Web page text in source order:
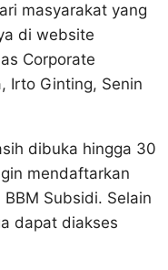
masyarakat yang
di website
Corporate
Irto Ginting, Senin
dibuka hingga 30
mendaftarkan
Subsidi. Selain
dapat diakses